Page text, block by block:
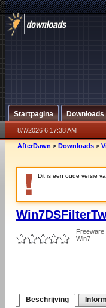
Startpagina Downloads
8/7/2026 6:17:38 AM
AfterDawn > Downloads >
Dit is een oude versie
Freeware
Win7
Beschrijving